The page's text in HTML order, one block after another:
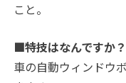
こと。
■特技はなんですか？
車の自動ウィンドウ